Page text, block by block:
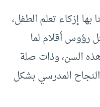
بها إزكاء تعلم الطفل،
رؤوس أقلام لما
السن، وذات صلة
المدرسي بشكل